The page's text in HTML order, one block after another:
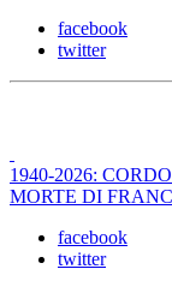
facebook
twitter
1940-2026:
MORTE DI
facebook
twitter